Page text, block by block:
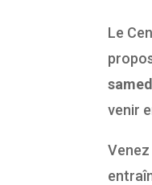
Le
venir